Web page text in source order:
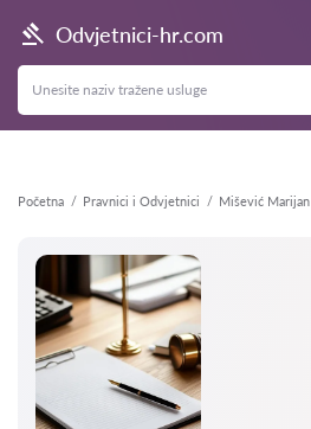
Odvjetnici-hr.com
Početna Pravnici i Odvjetnici Mišević Marijan
Natrag